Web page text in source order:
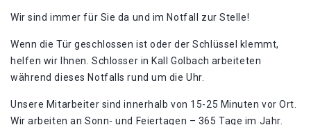
Wir sind immer für Sie da und im Notfall zur Stelle!
Wenn die Tür geschlossen ist oder der Schlüssel klemmt,
helfen wir Ihnen. Schlosser in Kall Golbach arbeiteten
während dieses Notfalls rund um die Uhr.
Unsere Mitarbeiter sind innerhalb von 15-25 Minuten vor Ort.
Wir arbeiten an Sonn- und Feiertagen – 365 Tage im Jahr.